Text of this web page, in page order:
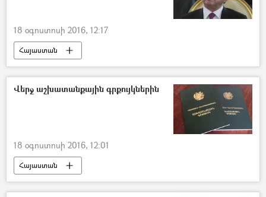
18 օգոստոսի 2016, 12:17
Հայաստան
Վերջ աշխատանքային գրքույկներին
18 օգոստոսի 2016, 12:01
Հայաստան